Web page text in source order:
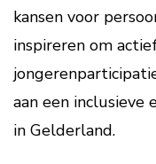
kansen voor
inspireren om
aan een inclusieve
in Gelderland.